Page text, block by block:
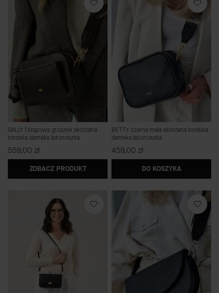
SALLY 1 brązowa groszek skórzana
torebka damska listonoszka
Cena
559,00 zł
ZOBACZ PRODUKT
BETTY czarna mała skórzana torebka
damska listonoszka
Cena
459,00 zł
DO KOSZYKA